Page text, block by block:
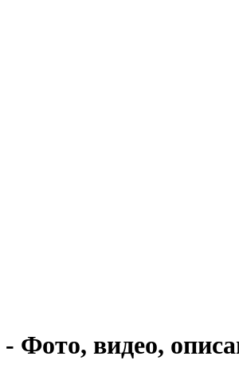
Фото, видео,